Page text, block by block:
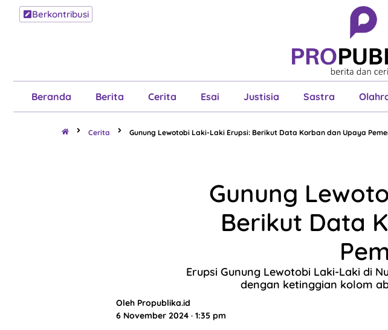
Berkontribusi
Beranda Berita Cerita Esai Justisia Sastra
Berita Cerita Esai
Cerita Gunung Lewotobi Laki-Laki Erupsi: Berikut Data Korban dan Upaya
Gunung
Berikut Data
Erupsi Gunung Lewotobi Laki-Laki di
dengan ketinggian kolom
Oleh Propublika.id
6 November 2024 · 1:35 pm